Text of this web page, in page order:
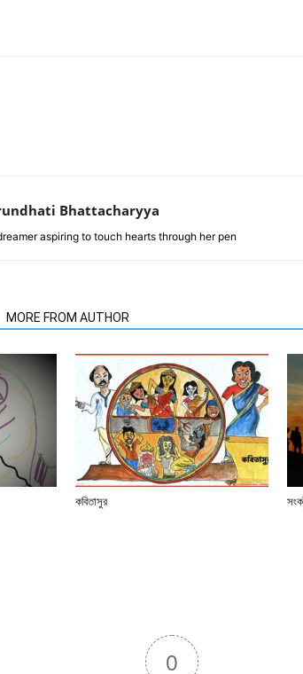
Bhattacharyya
aspiring to touch hearts through her pen
MORE FROM AUTHOR
কবিতাসুর
0